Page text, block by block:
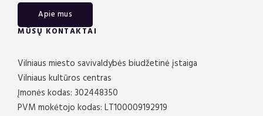
Apie mus
MŪSŲ KONTAKTAI
Vilniaus miesto savivaldybės biudžetinė įstaiga
Vilniaus kultūros centras
Įmonės kodas: 302448350
PVM mokėtojo kodas: LT100009192919